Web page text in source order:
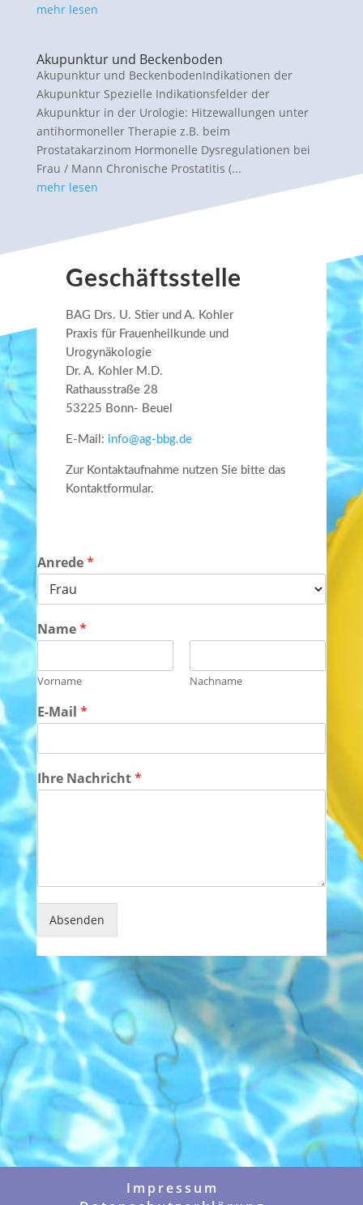
mehr lesen
Akupunktur und Beckenboden
Akupunktur und BeckenbodenIndikationen der
Akupunktur Spezielle Indikationsfelder der
Akupunktur in der Urologie: Hitzewallungen unter
antihormoneller Therapie z.B. beim
Prostatakarzinom Hormonelle Dysregulationen bei
Frau / Mann Chronische Prostatitis (...
mehr lesen
Geschäftsstelle
BAG Drs. U. Stier und A. Kohler
Praxis für Frauenheilkunde und
Urogynäkologie
Dr. A. Kohler M.D.
Rathausstraße 28
53225 Bonn- Beuel
E-Mail: info@ag-bbg.de
Zur Kontaktaufnahme nutzen Sie bitte das
Kontaktformular.
Anrede*
Name*
Vorname Nachname
E-Mail *
Ihre Nachricht*
Absenden
Impressum